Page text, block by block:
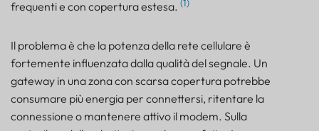
frequenti e con copertura estesa. (1)
Il problema è che la potenza della rete cellulare è
fortemente influenzata dalla qualità del segnale. Un
gateway in una zona con scarsa copertura potrebbe
consumare più energia per connettersi, ritentare la
connessione o mantenere attivo il modem. Sulla